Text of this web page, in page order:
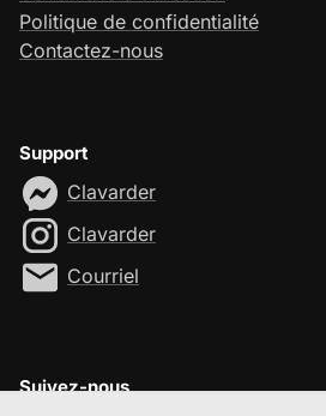
Politique de confidentialité
Contactez-nous
Support
Clavarder
Clavarder
Courriel
Suivez-nous